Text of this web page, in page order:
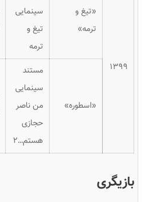
۱۳۹۹
«تیغ و
ترمه»
سینمایی
تیغ و
ترمه
«اسطوره»
مستند
سینمایی
من ناصر
حجازی
هستم…۲
بازیگری